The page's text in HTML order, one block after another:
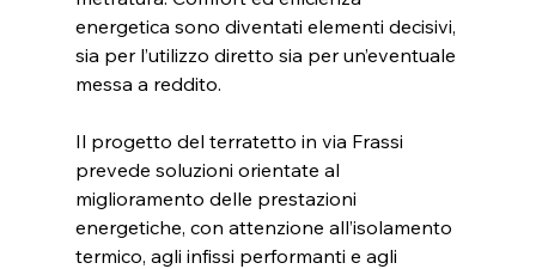
energetica sono diventati elementi decisivi,
sia per l’utilizzo diretto sia per un’eventuale
messa a reddito.
Il progetto del terratetto in via Frassi
prevede soluzioni orientate al
miglioramento delle prestazioni
energetiche, con attenzione all’isolamento
termico, agli infissi performanti e agli